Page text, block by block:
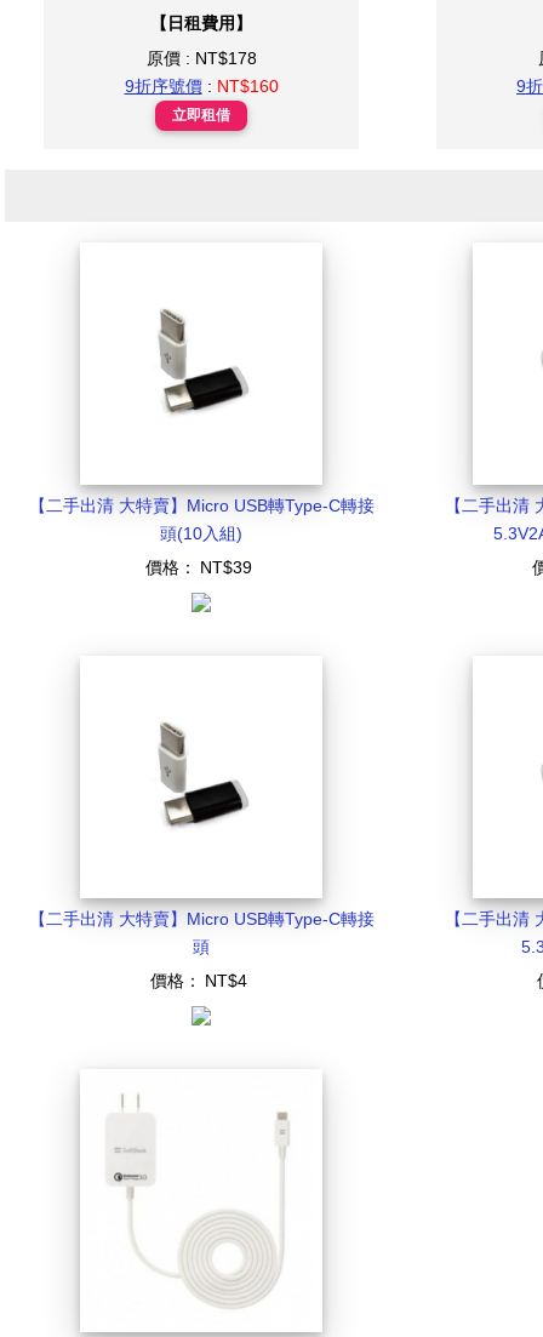
【日租費用】
原價 : NT$178
9折序號價: NT$160
立即租借
9
【二手出清 大特賣】Micro USB轉Type-C轉接
頭(10入組)
價格：
NT$39
【二手出清
【二手出清 大特賣】Micro USB轉Type-C轉接
頭
價格：
NT$4
【二手出清